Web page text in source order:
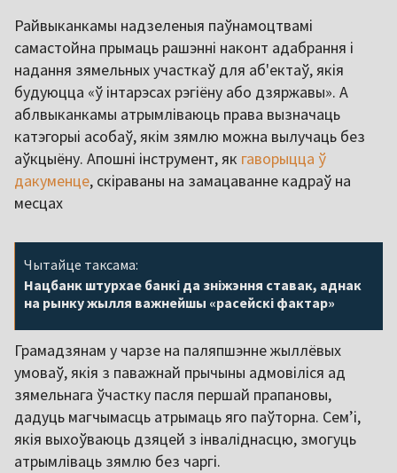
Райвыканкамы надзеленыя паўнамоцтвамі
самастойна прымаць рашэнні наконт адабрання і
надання зямельных участкаў для аб'ектаў, якія
будуюцца «ў інтарэсах рэгіёну або дзяржавы». А
аблвыканкамы атрымліваюць права вызначаць
катэгорыі асобаў, якім зямлю можна вылучаць без
аўкцыёну. Апошні інструмент, як гаворыцца ў
дакуменце, скіраваны на замацаванне кадраў на
месцах
Чытайце таксама:
Нацбанк штурхае банкі да зніжэння ставак, аднак
на рынку жылля важнейшы «расейскі фактар»
Грамадзянам у чарзе на паляпшэнне жыллёвых
умоваў, якія з паважнай прычыны адмовіліся ад
зямельнага ўчастку пасля першай прапановы,
дадуць магчымасць атрымаць яго паўторна. Семʼі,
якія выхоўваюць дзяцей з інваліднасцю, змогуць
атрымліваць зямлю без чаргі.